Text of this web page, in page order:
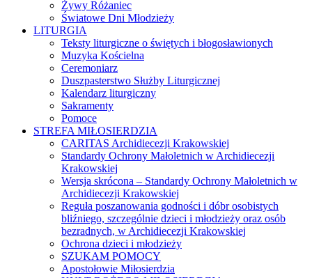
Żywy Różaniec
Światowe Dni Młodzieży
LITURGIA
Teksty liturgiczne o świętych i błogosławionych
Muzyka Kościelna
Ceremoniarz
Duszpasterstwo Służby Liturgicznej
Kalendarz liturgiczny
Sakramenty
Pomoce
STREFA MIŁOSIERDZIA
CARITAS Archidiecezji Krakowskiej
Standardy Ochrony Małoletnich w Archidiecezji
Krakowskiej
Wersja skrócona – Standardy Ochrony Małoletnich w
Archidiecezji Krakowskiej
Reguła poszanowania godności i dóbr osobistych
bliźniego, szczególnie dzieci i młodzieży oraz osób
bezradnych, w Archidiecezji Krakowskiej
Ochrona dzieci i młodzieży
SZUKAM POMOCY
Apostołowie Miłosierdzia